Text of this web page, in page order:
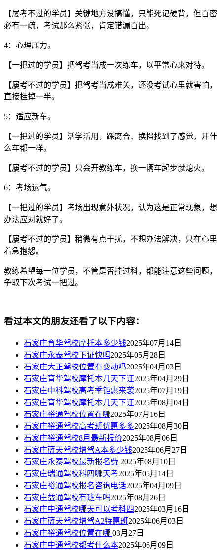
【屡考不过的学员】关键地方没搞懂，只能死记硬背，但百密
必有一疏，考试那么紧张，肯定错漏百出。
4：心理压力。
【一把过的学员】把驾考当成一次练车，以平常心来对待。
【屡考不过的学员】把驾考当成难关，还没考试心里就害怕，
直接挂掉一半。
5：适应新车。
【一把过的学员】活学活用，踩离合、换挡找到了感觉，开什
么车都一样。
【屡考不过的学员】只会开教练车，换一辆车起步就熄火。
6：考场运气。
【一把过的学员】考场出现意外状况，认为这是正常现象，想
办法应对就好了。
【屡考不过的学员】稍微有点干扰，不想办法解决，只在心里
着急抱怨。
教练希望每一位学员，不管是否挂过科，都能注意这些问题，
争取下次考试一把过。
看过本文的朋友还看了以下内容：
石家庄育华驾校摩托本多少钱2025年07月14日
石家庄永泰驾校下证快吗2025年05月28日
石家庄大正驾校位置有变动吗2025年04月03日
石家庄育华驾校摩托本几天下证2025年04月29日
石家庄中科驾校高考季钜惠来袭2025年07月19日
石家庄育华驾校摩托本几天下证2025年08月04日
石家庄裕通驾校位置在哪2025年07月16日
石家庄裕通驾校高考班优惠多多2025年08月30日
石家庄裕通驾校8月最新报价2025年08月06日
石家庄蓝天驾校增驾A本多少钱2025年06月27日
石家庄永泰驾校最新报名费 2025年08月10日
石家庄瑞通驾校科四哪天考2025年05月14日
石家庄裕通驾校报名咨询电话2025年04月09日
石家庄益通驾校有班车吗2025年08月26日
石家庄中通驾校哪天可以考科四2025年03月16日
石家庄蓝天驾校增驾A2特惠班2025年06月03日
石家庄裕通驾校位置在哪 03月27日
石家庄中通驾校都考什么本2025年06月09日